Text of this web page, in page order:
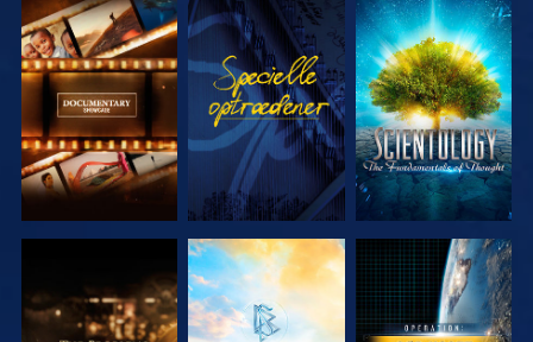
UDFORSK
SERIEN
SE
UDFORSK
SERIEN
UDFORSK
SERIEN
UDFORSK
SERIEN
SE